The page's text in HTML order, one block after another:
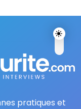
pratiques et